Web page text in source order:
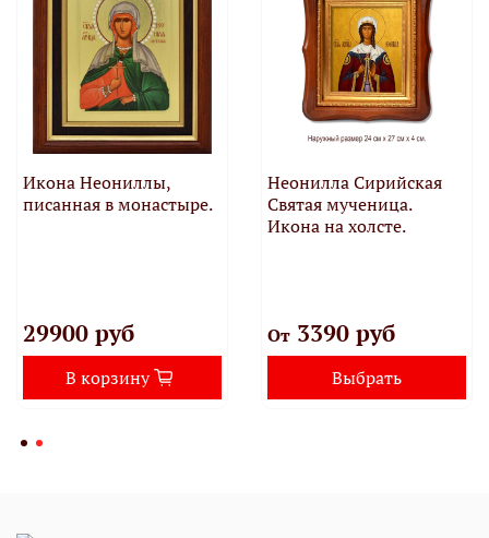
Икона Неониллы,
писанная в монастыре.
29900 руб
В корзину
Неонилла Сирийская
Святая мученица.
Икона на холсте.
От3390 руб
Выбрать